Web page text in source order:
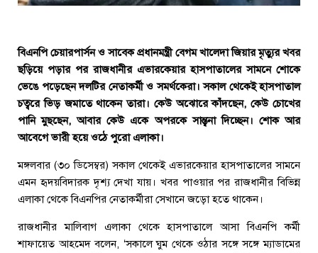
বিএনপি চেয়ারপার্সন ও সাবেক প্রধানমন্ত্রী বেগম খালেদা জিয়ার মৃত্যুর খবর
ছড়িয়ে পড়ার পর রাজধানীর এভারকেয়ার হাসপাতালের সামনে শোকে
ভেঙে পড়েছেন দলটির নেতাকর্মী ও সমর্থকেরা। সকাল থেকেই হাসপাতাল
চত্বরে ভিড় জমাতে থাকেন তারা। কেউ অঝোরে কাঁদছেন, কেউ চোখের
পানি মুছছেন, আবার কেউ একে অপরকে সান্ত্বনা দিচ্ছেন। শোক আর
আবেগে ভারী হয়ে ওঠে পুরো এলাকা।
মঙ্গলবার (৩০ ডিসেম্বর) সকাল থেকেই এভারকেয়ার হাসপাতালের সামনে
এমন হৃদয়বিদারক দৃশ্য দেখা যায়। খবর পাওয়ার পর রাজধানীর বিভিন্ন
এলাকা থেকে বিএনপির নেতাকর্মীরা সেখানে জড়ো হতে থাকেন।
রাজধানীর মালিবাগ এলাকা থেকে হাসপাতালে আসা বিএনপি কর্মী
শাফায়েত আহমেদ বলেন, ‘সকালে ঘুম থেকে ওঠার সঙ্গে সঙ্গে ম্যাডামের